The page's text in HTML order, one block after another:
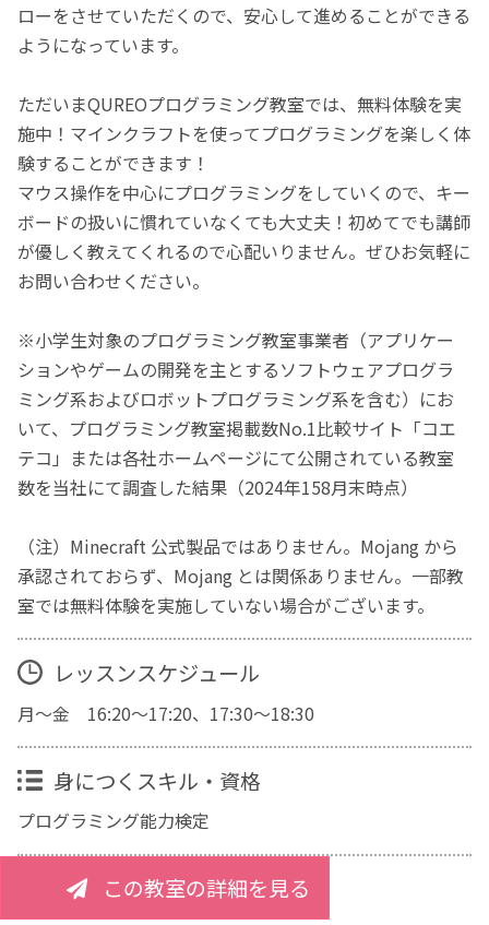
ローをさせていただくので、安心して進めることができる
ようになっています。
ただいまQUREOプログラミング教室では、無料体験を実
施中！マインクラフトを使ってプログラミングを楽しく体
験することができます！
マウス操作を中心にプログラミングをしていくので、キー
ボードの扱いに慣れていなくても大丈夫！初めてでも講師
が優しく教えてくれるので心配いりません。ぜひお気軽に
お問い合わせください。
※小学生対象のプログラミング教室事業者（アプリケー
ションやゲームの開発を主とするソフトウェアプログラ
ミング系およびロボットプログラミング系を含む）にお
いて、プログラミング教室掲載数No.1比較サイト「コエ
テコ」または各社ホームページにて公開されている教室
数を当社にて調査した結果（2024年158月末時点）
（注）Minecraft 公式製品ではありません。Mojang から
承認されておらず、Mojang とは関係ありません。一部教
室では無料体験を実施していない場合がございます。
レッスンスケジュール
月～金 16:20～17:20、17:30～18:30
身につくスキル・資格
プログラミング能力検定
この教室の詳細を見る